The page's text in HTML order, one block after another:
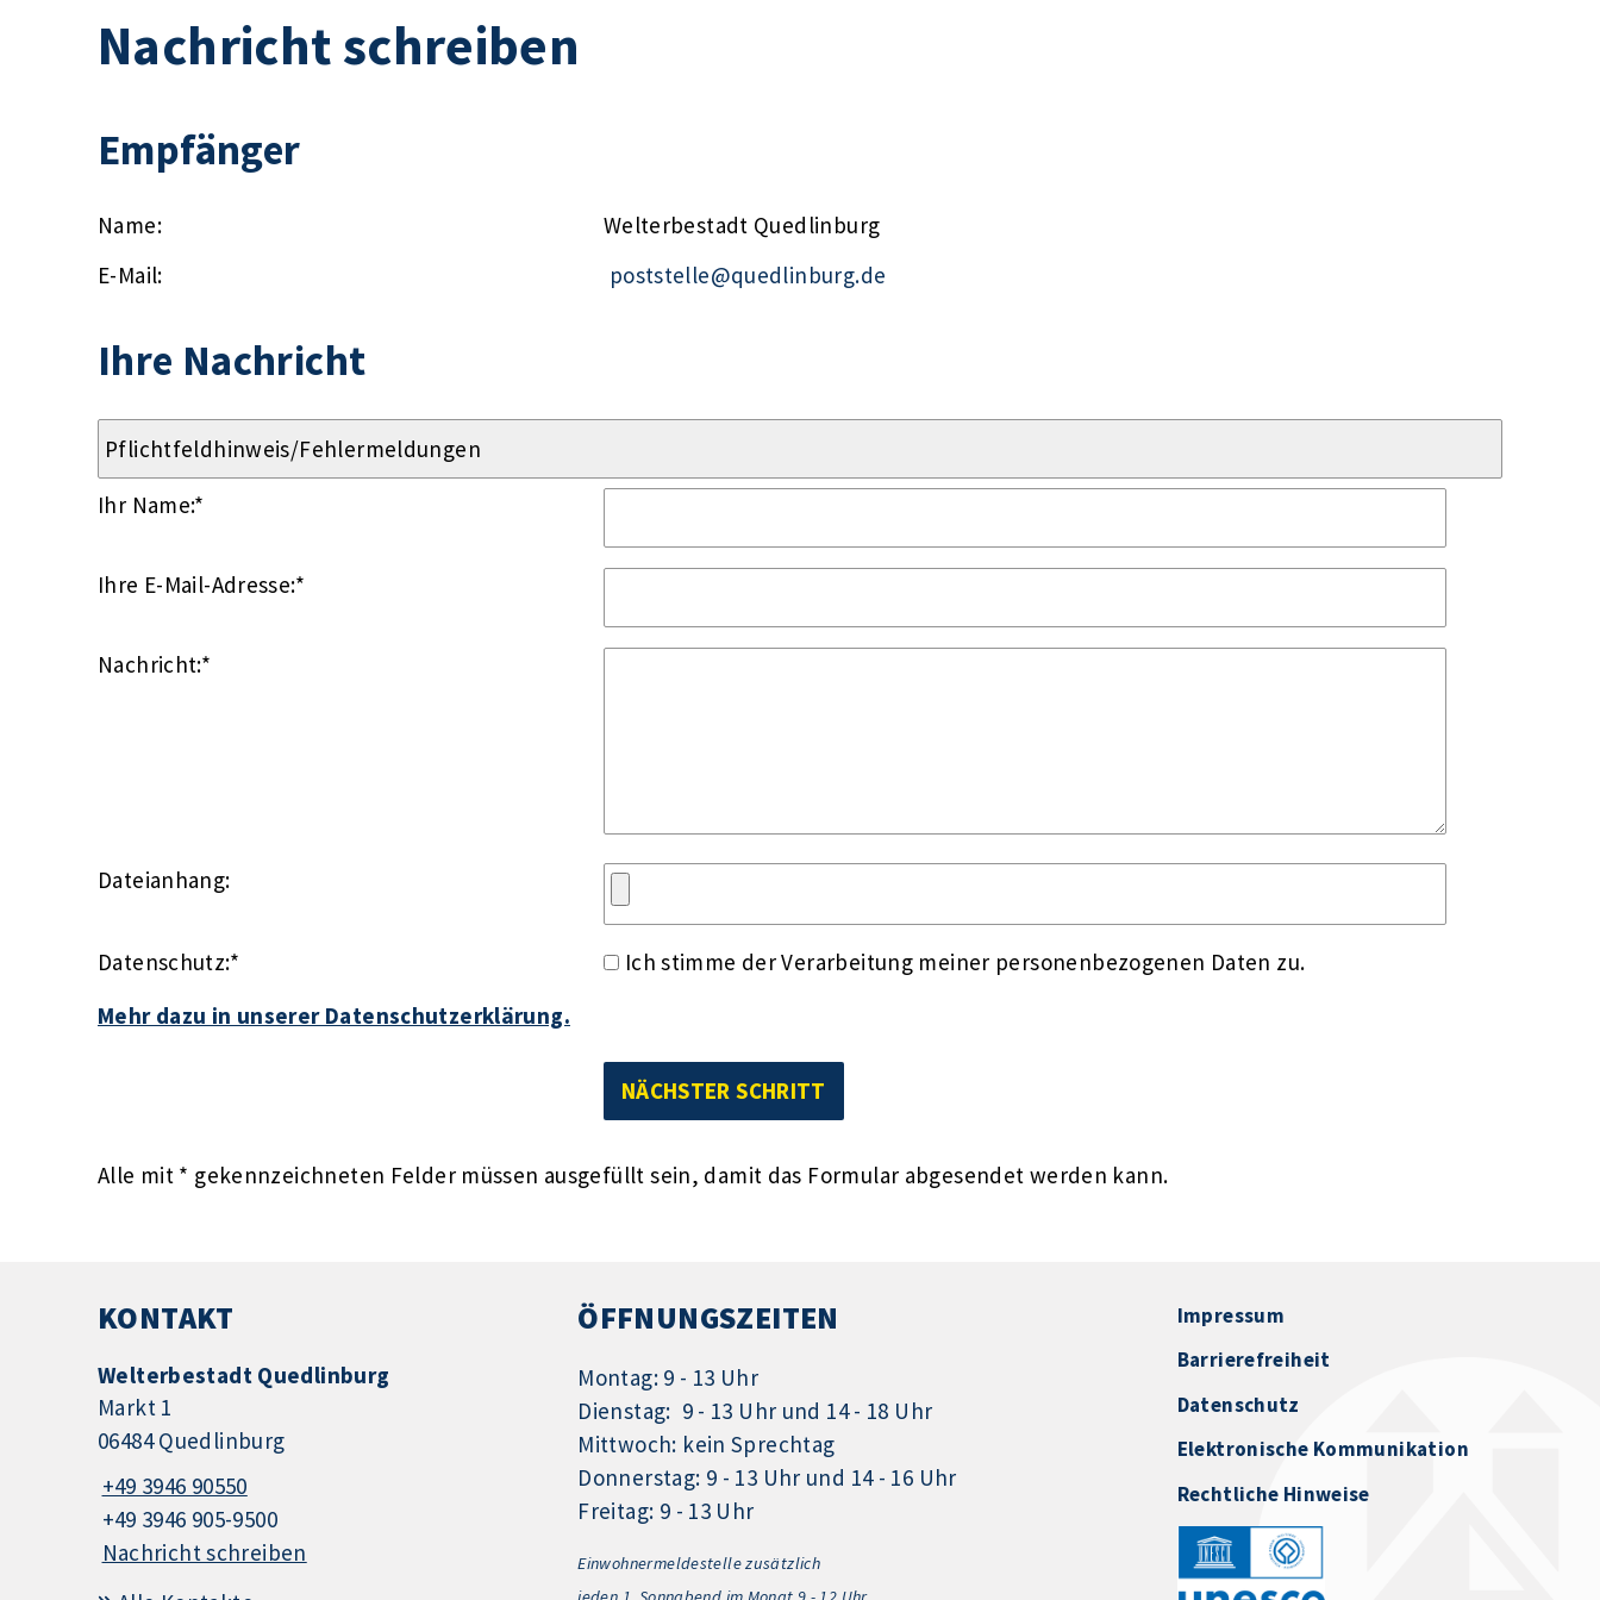
Nachricht schreiben
Empfänger
Name:
Welterbestadt Quedlinburg
E-Mail:
poststelle@quedlinburg.de
Ihre Nachricht
Ihr Name:*
Ihre E-Mail-Adresse:*
Nachricht:*
Dateianhang:
Datenschutz:*
Ich stimme der Verarbeitung meiner personenbezogenen Daten zu.
Mehr dazu in unserer Datenschutzerklärung.
Alle mit * gekennzeichneten Felder müssen ausgefüllt sein, damit das Formular abgesendet werden kann.
KONTAKT
Welterbestadt Quedlinburg
Markt 1
06484 Quedlinburg
+49 3946 90550
+49 3946 905-9500
Nachricht schreiben
ÖFFNUNGSZEITEN
Montag: 9 - 13 Uhr
Dienstag: 9 - 13 Uhr und 14 - 18 Uhr
Mittwoch: kein Sprechtag
Donnerstag: 9 - 13 Uhr und 14 - 16 Uhr
Freitag: 9 - 13 Uhr
Einwohnermeldestelle zusätzlich
Impressum
Barrierefreiheit
Datenschutz
Elektronische Kommunikation
Rechtliche Hinweise